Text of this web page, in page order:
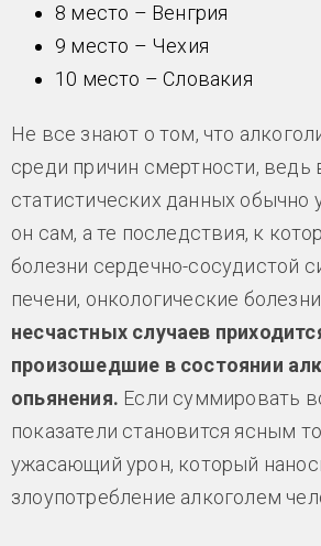
8 место – Венгрия
9 место – Чехия
10 место – Словакия
Не все знают о том, что
среди причин смертности, ведь
статистических данных обычно
он сам, а те последствия, к
болезни сердечно-сосудистой
печени, онкологические болезни.
несчастных случаев
произошедшие в состоянии
опьянения. Если суммировать
показатели становится ясным
ужасающий урон, который
злоупотребление алкоголем